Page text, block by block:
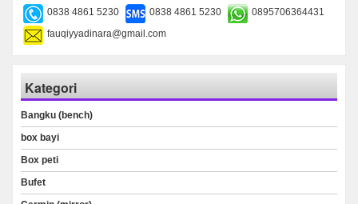
0838 4861 5230 0838 4861 5230
0895706364431
fauqiyyadinara@gmail.com
Kategori
Bangku (bench)
box bayi
Box peti
Bufet